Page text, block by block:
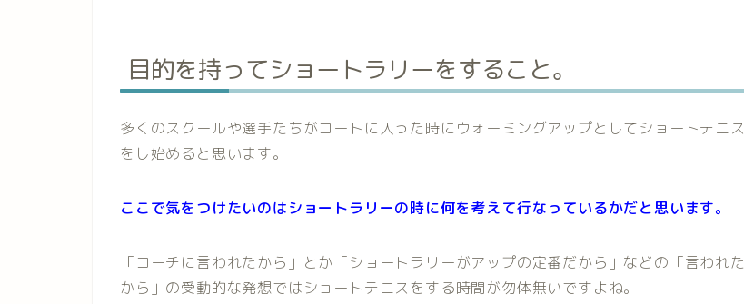
目的を持ってショートラリーをすること。
多くのスクールや選手たちがコートに入った時にウォーミングアップとしてショートテニス
をし始めると思います。
ここで気をつけたいのはショートラリーの時に何を考えて行なっているかだと思います。
「コーチに言われたから」とか「ショートラリーがアップの定番だから」などの「言われた
から」の受動的な発想ではショートテニスをする時間が勿体無いですよね。